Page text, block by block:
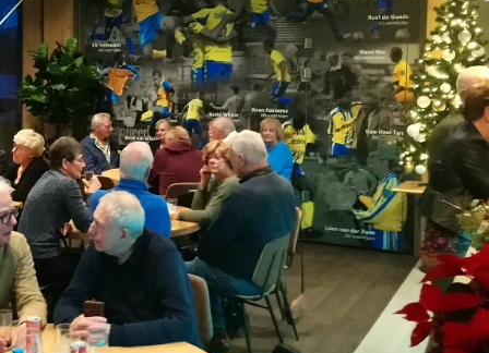
Webshop
Nieuws
Vacatures
Join FC Lisse
Aanmelden voor proeftraining
Lid worden van FC Lisse
Word vrijwilliger
De Club van 100
Uitschrijven